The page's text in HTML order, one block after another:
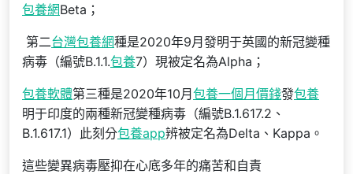
包養網Beta；
第二台灣包養網種是2020年9月發明于英國的新冠變種
病毒（編號B.1.1.包養7）現被定名為Alpha；
包養軟體第三種是2020年10月 包養一個月價錢發包養
明于印度的兩種新冠變種病毒（編號B.1.617.2、
B.1.617.1）此刻分包養app辨被定名為Delta、Kappa。
這些變異病毒壓抑在心底多年的痛苦和自責